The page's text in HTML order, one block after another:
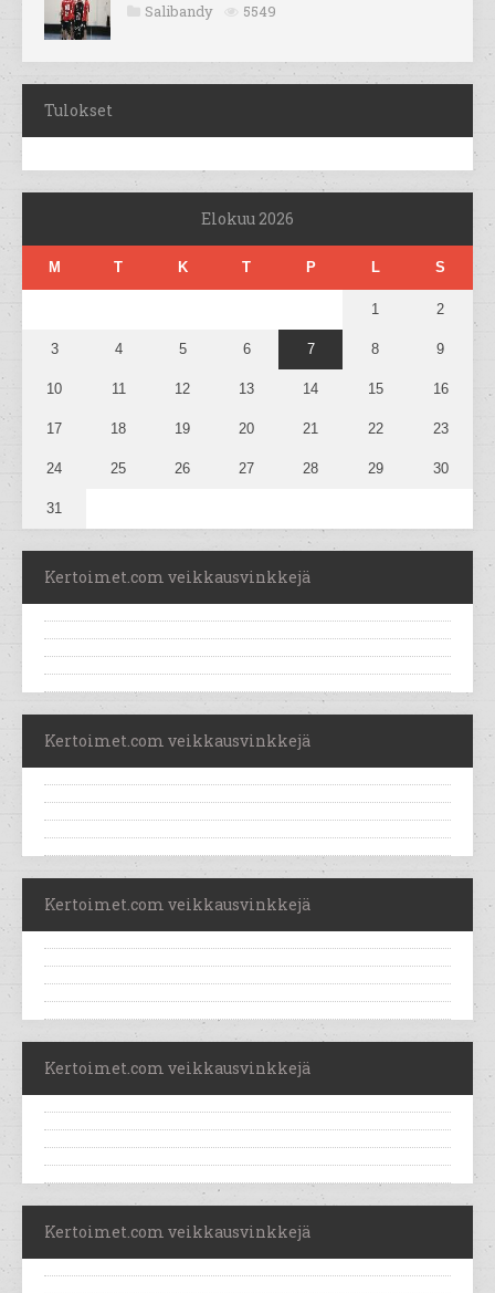
Salibandy 5549
Tulokset
Elokuu 2026
M T K T P L S
1 2
3 4 5 6 7 8 9
10 11 12 13 14 15 16
17 18 19 20 21 22 23
24 25 26 27 28 29 30
31
Kertoimet.com veikkausvinkkejä
Kertoimet.com veikkausvinkkejä
Kertoimet.com veikkausvinkkejä
Kertoimet.com veikkausvinkkejä
Kertoimet.com veikkausvinkkejä